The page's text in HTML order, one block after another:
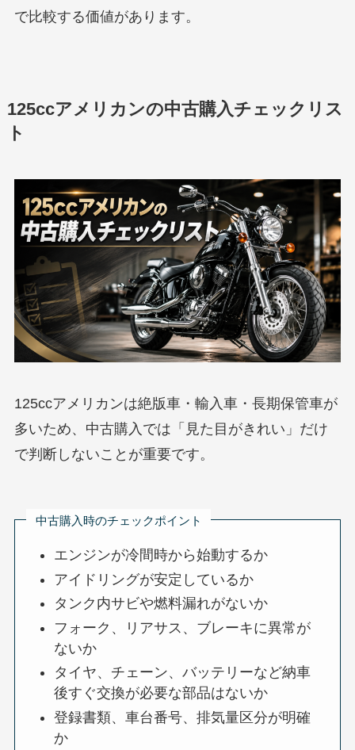
で比較する価値があります。
125ccアメリカンの中古購入チェックリス
ト
125ccアメリカンは絶版車・輸入車・長期保管車が
多いため、中古購入では「見た目がきれい」だけ
で判断しないことが重要です。
中古購入時のチェックポイント
エンジンが冷間時から始動するか
アイドリングが安定しているか
タンク内サビや燃料漏れがないか
フォーク、リアサス、ブレーキに異常が
ないか
タイヤ、チェーン、バッテリーなど納車
後すぐ交換が必要な部品はないか
登録書類、車台番号、排気量区分が明確
か